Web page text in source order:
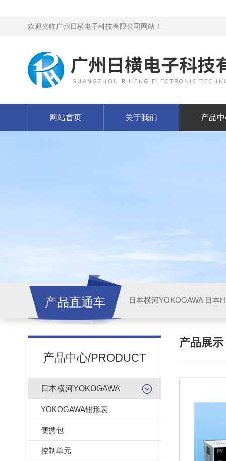
欢迎光临广州日横电子科技有限公司网站！
网站首页 关于我们 产品
产品直通车 日本横河YOKOGAWA 日本
产品中心/PRODUCT
日本横河YOKOGAWA
YOKOGAWA钳形表
便携包
控制单元
产品展示